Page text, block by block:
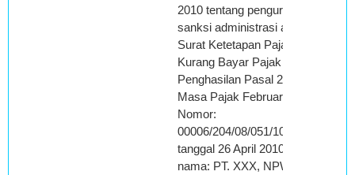
2010 tentang pengurangan
sanksi administrasi atas
Surat Ketetapan Pajak
Kurang Bayar Pajak
Penghasilan Pasal 26
Masa Pajak Februari 2008
Nomor:
00006/204/08/051/10
tanggal 26 April 2010, atas
nama: PT. XXX, NPWP: